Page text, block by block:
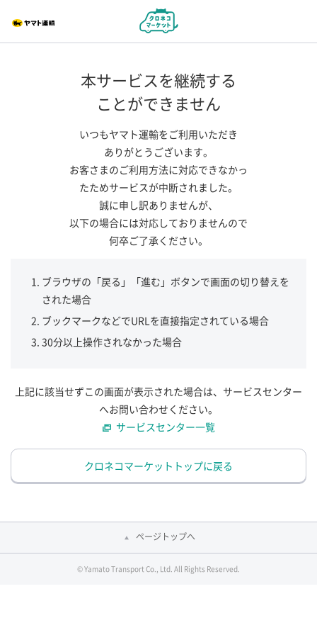
本サービスを継続する
ことができません
いつもヤマト運輸をご利用いただき
ありがとうございます。
お客さまのご利用方法に対応できなかっ
たためサービスが中断されました。
誠に申し訳ありませんが、
以下の場合には対応しておりませんので
何卒ご了承ください。
ブラウザの「戻る」「進む」ボタンで画面の切り替えを
された場合
ブックマークなどでURLを直接指定されている場合
30分以上操作されなかった場合
上記に該当せずこの画面が表示された場合は、サービスセンター
へお問い合わせください。
サービスセンター一覧
クロネコマーケットトップに戻る
ページトップへ
© Yamato Transport Co., Ltd. All Rights Reserved.